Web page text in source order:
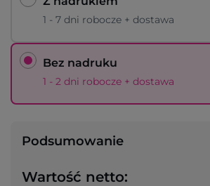
1 - 7 dni robocze + dostawa
Bez nadruku
1 - 2 dni robocze + dostawa
Podsumowanie
Wartość netto: